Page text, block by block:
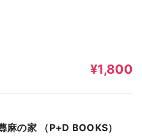
¥1,800
麻の家 （P+D BOOKS）